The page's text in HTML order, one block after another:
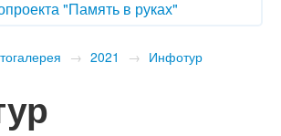
"Память в руках"
→ 2021 → Инфотур